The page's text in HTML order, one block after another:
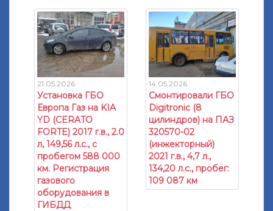
21.05.2026
Установка ГБО
Европа Газ на KIA
YD (CERATO
FORTE) 2017 г.в., 2.0
л, 149,56 л.с., с
пробегом 588 000
км. Регистрация
газового
оборудования в
ГИБДД
14.05.2026
Смонтировали ГБО
Digitronic (8
цилиндров) на ПАЗ
320570-02
(инжекторный)
2021 г.в., 4,7 л.,
134,20 л.с., пробег:
109 087 км